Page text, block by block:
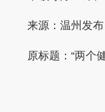
来源：温州发布
原标题：“两个健